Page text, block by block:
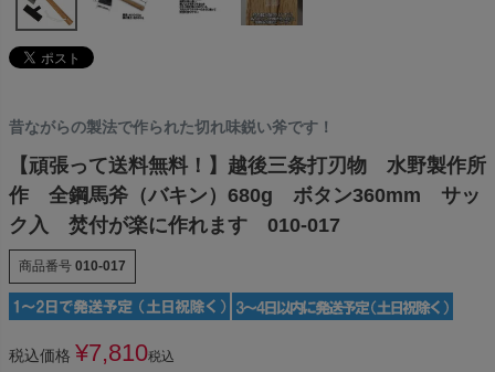
昔ながらの製法で作られた切れ味鋭い斧です！
【頑張って送料無料！】越後三条打刃物 水野製作所
作 全鋼馬斧（バキン）680g ボタン360mm サッ
ク入 焚付が楽に作れます 010-017
商品番号 010-017
税込価格 ¥7,810税込